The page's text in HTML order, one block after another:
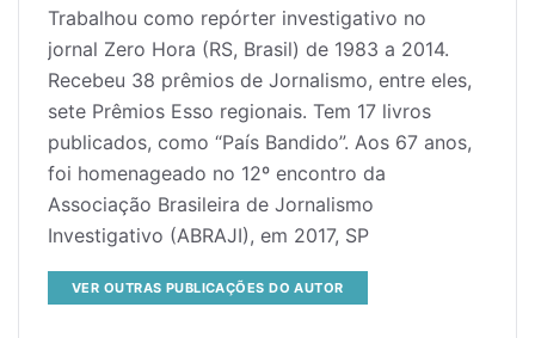
Trabalhou como repórter investigativo no
jornal Zero Hora (RS, Brasil) de 1983 a 2014.
Recebeu 38 prêmios de Jornalismo, entre eles,
sete Prêmios Esso regionais. Tem 17 livros
publicados, como “País Bandido”. Aos 67 anos,
foi homenageado no 12º encontro da
Associação Brasileira de Jornalismo
Investigativo (ABRAJI), em 2017, SP
VER OUTRAS PUBLICAÇÕES DO AUTOR